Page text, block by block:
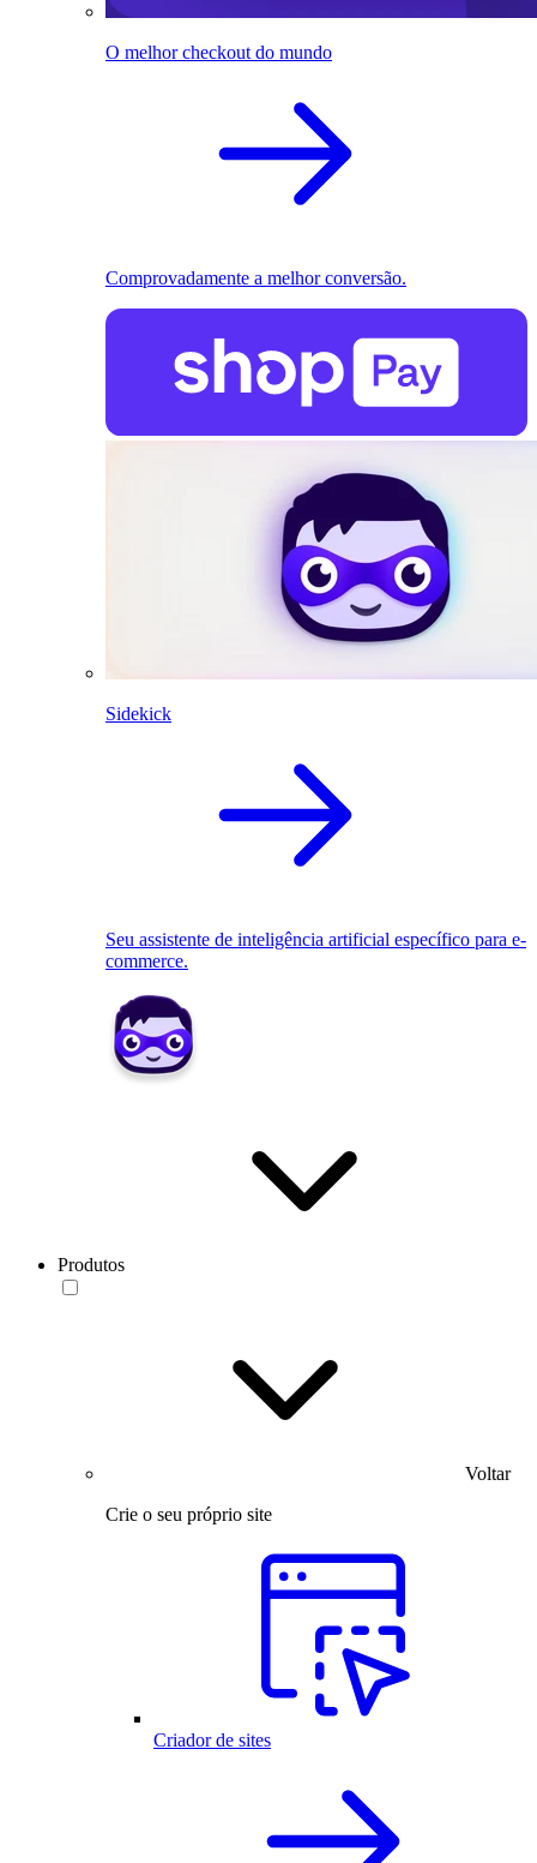
O melhor checkout do mundo
Comprovadamente a melhor conversão.
Sidekick
Seu assistente de inteligência artificial específico para e-
commerce.
Produtos
Voltar
Crie o seu próprio site
Criador de sites